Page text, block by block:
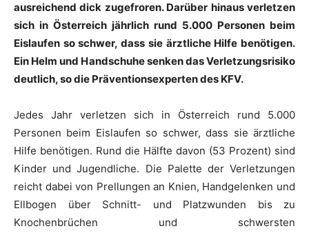
ausreichend dick zugefroren. Darüber hinaus verletzen
sich in Österreich jährlich rund 5.000 Personen beim
Eislaufen so schwer, dass sie ärztliche Hilfe benötigen.
Ein Helm und Handschuhe senken das Verletzungsrisiko
deutlich, so die Präventionsexperten des KFV.
Jedes Jahr verletzen sich in Österreich rund 5.000
Personen beim Eislaufen so schwer, dass sie ärztliche
Hilfe benötigen. Rund die Hälfte davon (53 Prozent) sind
Kinder und Jugendliche. Die Palette der Verletzungen
reicht dabei von Prellungen an Knien, Handgelenken und
Ellbogen über Schnitt- und Platzwunden bis zu
Knochenbrüchen und schwersten